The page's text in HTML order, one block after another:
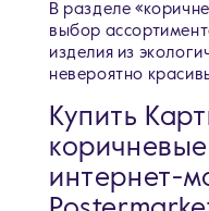
В разделе
выбор
изделия из
невероятно
Купить
интернет-